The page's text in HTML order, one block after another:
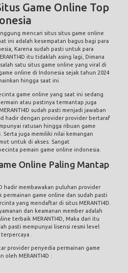
Game Online Top
mencari situs situs game online
ini adalah kesempatan bagus bagi para
Karena sudah pasti untuk para
itu tidaklah asing lagi, Dimana
satu situs game online yang viral di
online di Indonesia sejak tahun 2024
hingga saat ini.
game online yang saat ini sedang
atau pastinya termantap juga
sudah pasti menjadi jawaban
hadir dengan provider provider bertaraf
ratusan hingga ribuan game
Serta juga memiliki nilai kemangan
untuk di akses. Sangat
pemain game online indonesia.
Online Paling Mantap
hadir membawakan puluhan provider
game online dan sudah pasti
yang mendaftar di situs MERANTI4D.
dan keamanan member adalah
terbaik MERANTI4D, Maka dari itu
pasti mempunyai lisensi resmi level
.
provider penyedia permainan game
oleh MERANTI4D :